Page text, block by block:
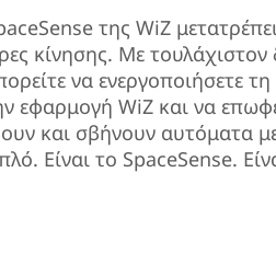
της WiZ
κίνησης. Με
να ενεργοποιήσετε τη
εφαρμογή WiZ και να
και σβήνουν αυτόματα
Είναι το SpaceSense.